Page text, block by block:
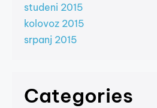
studeni 2015
kolovoz 2015
srpanj 2015
Categories